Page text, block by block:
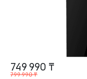
749 990 ₸
799 990 ₸